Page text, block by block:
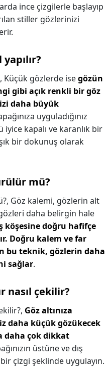
ince çizgilerle başlayıp
stiller gözlerinizi
Küçük gözlerde isegözün
gibi açık renkli bir göz
daha büyük
uyguladığınız
kapalı ve karanlık bir
bir dokunuş olarak
mü?
Göz kalemi, gözlerin alt
daha belirgin hale
köşesine doğru hafifçe
Doğru kalem ve far
bu teknik, gözlerin daha
sağlar.
nasıl çekilir?
Göz altınıza
daha küçük gözükecek
daha çok dikkat
üstüne ve dış
çizgi şeklinde uygulayın.